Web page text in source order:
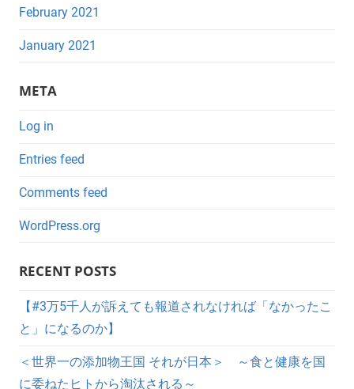
February 2021
January 2021
META
Log in
Entries feed
Comments feed
WordPress.org
RECENT POSTS
【#3万5千人が訴えても報道されなければ「なかったこ
と」になるのか】
＜世界一の添加物王国 それが日本＞ ～食と健康を国
に委ねたヒトから淘汰される～